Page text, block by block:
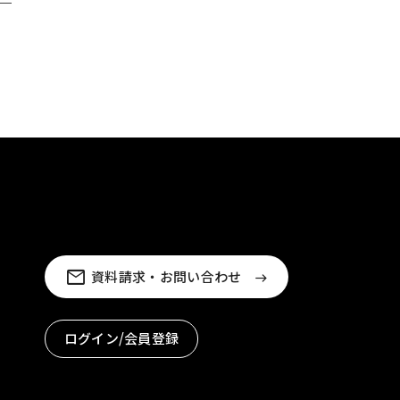
資料請求・お問い合わせ
ログイン/会員登録